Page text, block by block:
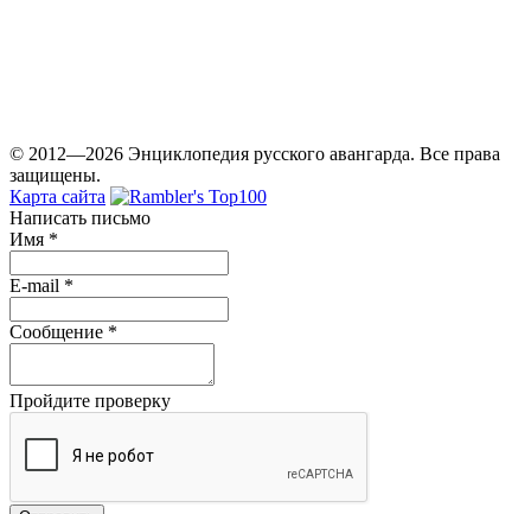
© 2012—2026 Энциклопедия русского авангарда. Все права
защищены.
Карта сайта
Написать письмо
Имя *
E-mail *
Сообщение *
Пройдите проверку